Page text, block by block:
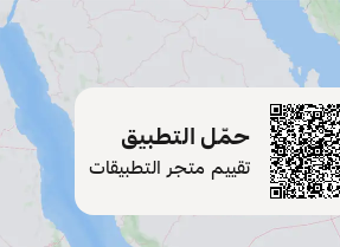
حمّل التطبيق
تقييم متجر التطبيقات